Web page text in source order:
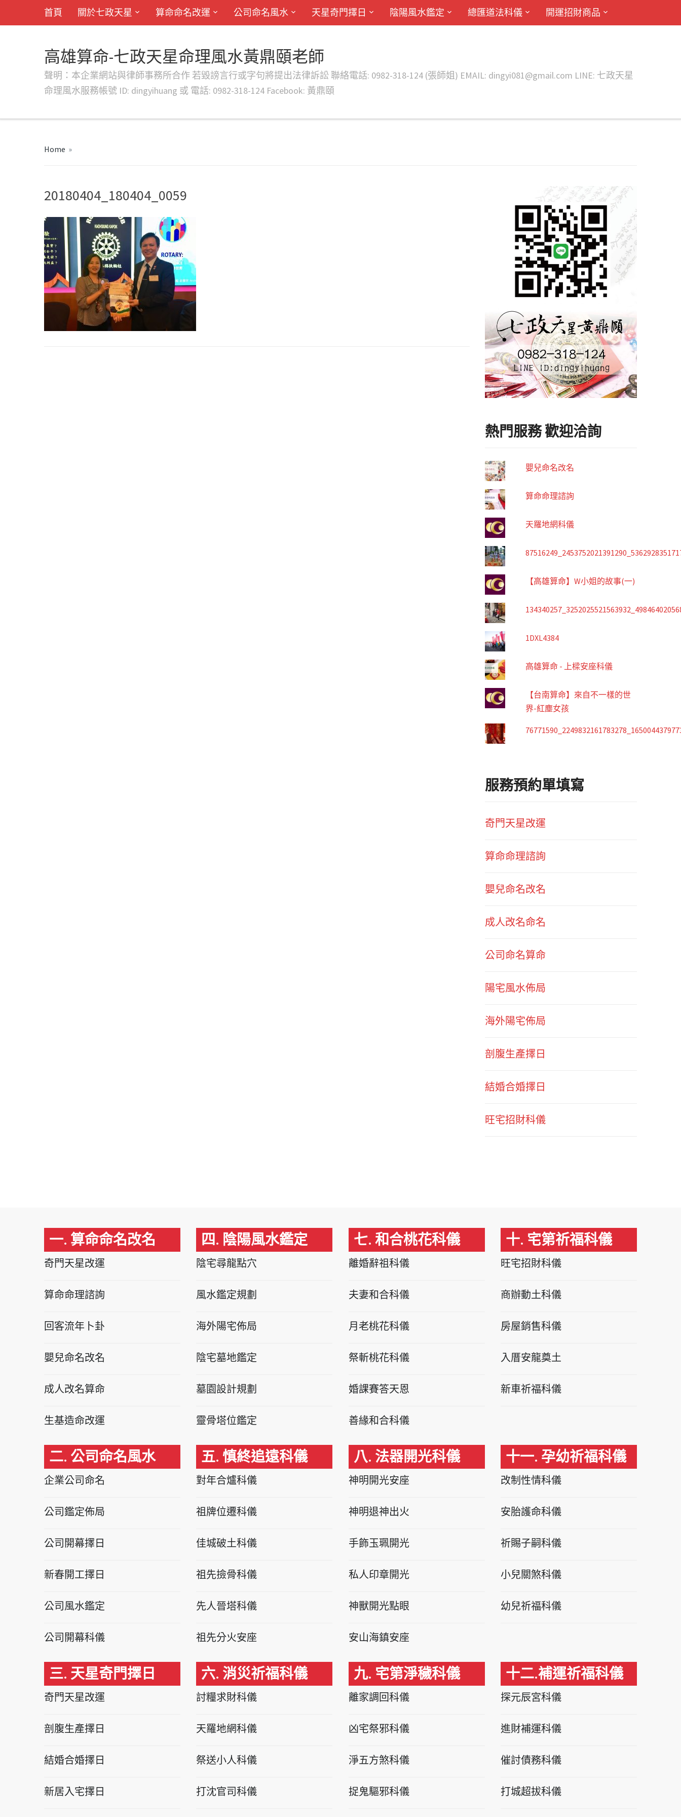
首頁 關於七政天星 算命命名改運 公司命名風水 天星奇門擇日 陰陽風水鑑定 總匯道法科儀 開運招財商品
高雄算命-七政天星命理風水黃鼎頤老師
聲明：本企業網站與律師事務所合作 若毀謗言行或字句將提出法律訴訟 聯絡電話: 0982-318-124 (張師姐) EMAIL: dingyi081@gmail.com LINE: 七政天星
命理風水服務帳號 ID: dingyihuang 或 電話: 0982-318-124 Facebook: 黃鼎頤
Home »
20180404_180404_0059
熱門服務 歡迎洽詢
嬰兒命名改名
算命命理諮詢
天羅地網科儀
【高雄算命】W小姐的故事(一)
1DXL4384
高雄算命 - 上樑安座科儀
【台南算命】來自不一樣的世
界-紅塵女孩
服務預約單填寫
奇門天星改運
算命命理諮詢
嬰兒命名改名
成人改名命名
公司命名算命
陽宅風水佈局
海外陽宅佈局
剖腹生產擇日
結婚合婚擇日
旺宅招財科儀
一. 算命命名改名
奇門天星改運
算命命理諮詢
回客流年卜卦
嬰兒命名改名
成人改名算命
生基造命改運
二. 公司命名風水
企業公司命名
公司鑑定佈局
公司開幕擇日
新春開工擇日
公司風水鑑定
公司開幕科儀
三. 天星奇門擇日
奇門天星改運
剖腹生產擇日
結婚合婚擇日
新居入宅擇日
四. 陰陽風水鑑定
陰宅尋龍點穴
風水鑑定規劃
海外陽宅佈局
陰宅墓地鑑定
墓園設計規劃
靈骨塔位鑑定
五. 慎終追遠科儀
對年合爐科儀
祖牌位遷科儀
佳城破土科儀
祖先撿骨科儀
先人晉塔科儀
祖先分火安座
六. 消災祈福科儀
討糧求財科儀
天羅地網科儀
祭送小人科儀
打沈官司科儀
七. 和合桃花科儀
離婚辭祖科儀
夫妻和合科儀
月老桃花科儀
祭斬桃花科儀
婚課賽答天恩
善緣和合科儀
八. 法器開光科儀
神明開光安座
神明退神出火
手飾玉珮開光
私人印章開光
神獸開光點眼
安山海鎮安座
九. 宅第淨穢科儀
離家調回科儀
凶宅祭邪科儀
淨五方煞科儀
捉鬼驅邪科儀
十. 宅第祈福科儀
旺宅招財科儀
商辦動土科儀
房屋銷售科儀
入厝安龍奠土
新車祈福科儀
十一. 孕幼祈福科儀
改制性情科儀
安胎護命科儀
祈賜子嗣科儀
小兒關煞科儀
幼兒祈福科儀
十二.補運祈福科儀
探元辰宮科儀
進財補運科儀
催討債務科儀
打城超拔科儀